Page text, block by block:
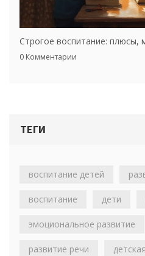
Строгое воспитание: плюсы,
0 Комментарии
ТЕГИ
воспитание детей
воспитание дети
эмоциональное развитие
развитие речи